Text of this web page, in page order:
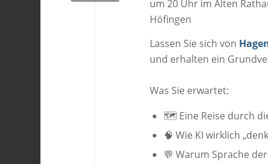
um 20 Uhr im Alten
Höfingen
Lassen Sie sich von
und erhalten ein
Was Sie erwartet:
🗺️ Eine Reise durch
🧠 Wie KI wirklich
💬 Warum Sprache